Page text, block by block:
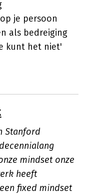
je persoon
als bedreiging
kunt het niet'
Stanford
mindset onze
heeft
fixed mindset